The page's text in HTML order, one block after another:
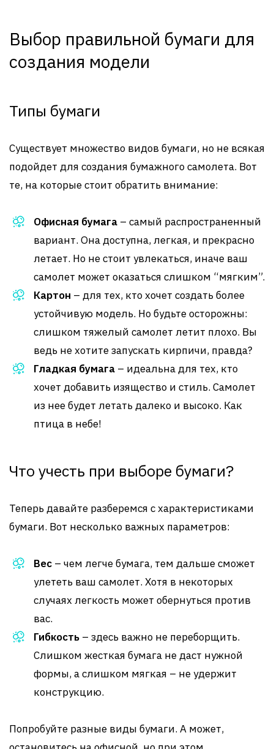
Выбор правильной бумаги для
создания модели
Типы бумаги
Существует множество видов бумаги, но не всякая
подойдет для создания бумажного самолета. Вот
те, на которые стоит обратить внимание:
Офисная бумага – самый распространенный
вариант. Она доступна, легкая, и прекрасно
летает. Но не стоит увлекаться, иначе ваш
самолет может оказаться слишком “мягким”.
Картон – для тех, кто хочет создать более
устойчивую модель. Но будьте осторожны:
слишком тяжелый самолет летит плохо. Вы
ведь не хотите запускать кирпичи, правда?
Гладкая бумага – идеальна для тех, кто
хочет добавить изящество и стиль. Самолет
из нее будет летать далеко и высоко. Как
птица в небе!
Что учесть при выборе бумаги?
Теперь давайте разберемся с характеристиками
бумаги. Вот несколько важных параметров:
Вес – чем легче бумага, тем дальше сможет
улететь ваш самолет. Хотя в некоторых
случаях легкость может обернуться против
вас.
Гибкость – здесь важно не переборщить.
Слишком жесткая бумага не даст нужной
формы, а слишком мягкая – не удержит
конструкцию.
Попробуйте разные виды бумаги. А может,